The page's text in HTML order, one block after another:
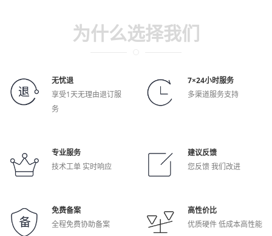
为什么选择我们
无忧退
享受1天无理由退订服
务
7×24小时服务
多渠道服务支持
专业服务
技术工单 实时响应
建议反馈
您反馈 我们改进
免费备案
全程免费协助备案
高性价比
优质硬件 低成本高性能